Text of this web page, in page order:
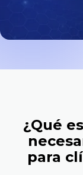
¿Qué
para